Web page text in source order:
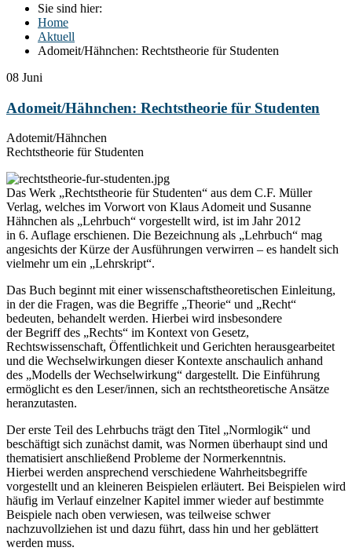
Sie sind hier:
Home
Aktuell
Adomeit/Hähnchen: Rechtstheorie für Studenten
08 Juni
Adomeit/Hähnchen: Rechtstheorie für Studenten
Adotemit/Hähnchen
Rechtstheorie für Studenten
Das Werk „Rechtstheorie für Studenten“ aus dem C.F. Müller
Verlag, welches im Vorwort von Klaus Adomeit und Susanne
Hähnchen als „Lehrbuch“ vorgestellt wird, ist im Jahr 2012
in 6. Auflage erschienen. Die Bezeichnung als „Lehrbuch“ mag
angesichts der Kürze der Ausführungen verwirren – es handelt sich
vielmehr um ein „Lehrskript“.
Das Buch beginnt mit einer wissenschaftstheoretischen Einleitung,
in der die Fragen, was die Begriffe „Theorie“ und „Recht“
bedeuten, behandelt werden. Hierbei wird insbesondere
der Begriff des „Rechts“ im Kontext von Gesetz,
Rechtswissenschaft, Öffentlichkeit und Gerichten herausgearbeitet
und die Wechselwirkungen dieser Kontexte anschaulich anhand
des „Modells der Wechselwirkung“ dargestellt. Die Einführung
ermöglicht es den Leser/innen, sich an rechtstheoretische Ansätze
heranzutasten.
Der erste Teil des Lehrbuchs trägt den Titel „Normlogik“ und
beschäftigt sich zunächst damit, was Normen überhaupt sind und
thematisiert anschließend Probleme der Normerkenntnis.
Hierbei werden ansprechend verschiedene Wahrheitsbegriffe
vorgestellt und an kleineren Beispielen erläutert. Bei Beispielen wird
häufig im Verlauf einzelner Kapitel immer wieder auf bestimmte
Beispiele nach oben verwiesen, was teilweise schwer
nachzuvollziehen ist und dazu führt, dass hin und her geblättert
werden muss.